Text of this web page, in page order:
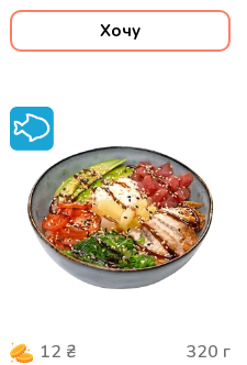
Хочу
12 ₴ 320 г